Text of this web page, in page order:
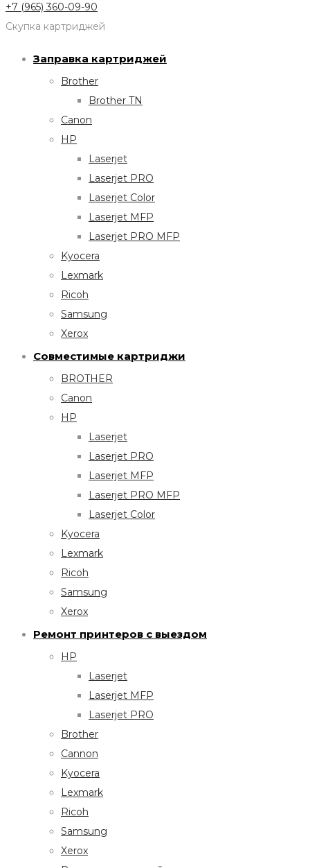
+7 (965) 360-09-90
Скупка картриджей
Заправка картриджей
Brother
Brother TN
Canon
HP
Laserjet
Laserjet PRO
Laserjet Color
Laserjet MFP
Laserjet PRO MFP
Kyocera
Lexmark
Ricoh
Samsung
Xerox
Совместимые картриджи
BROTHER
Canon
HP
Laserjet
Laserjet PRO
Laserjet MFP
Laserjet PRO MFP
Laserjet Color
Kyocera
Lexmark
Ricoh
Samsung
Xerox
Ремонт принтеров с выездом
HP
Laserjet
Laserjet MFP
Laserjet PRO
Brother
Cannon
Kyocera
Lexmark
Ricoh
Samsung
Xerox